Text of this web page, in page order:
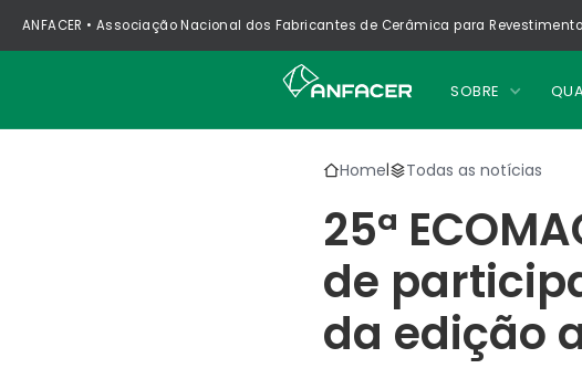
ANFACER • Associação Nacional dos Fabricantes de Cerâmica para
SOBRE
Home| Todas as notícias
25ª
de
da edição